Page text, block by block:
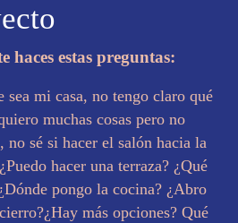
haces estas preguntas:
sea mi casa, no tengo claro qué
muchas cosas pero no
no sé si hacer el salón hacia la
hacer una terraza? ¿Qué
pongo la cocina? ¿Abro
más opciones? Qué